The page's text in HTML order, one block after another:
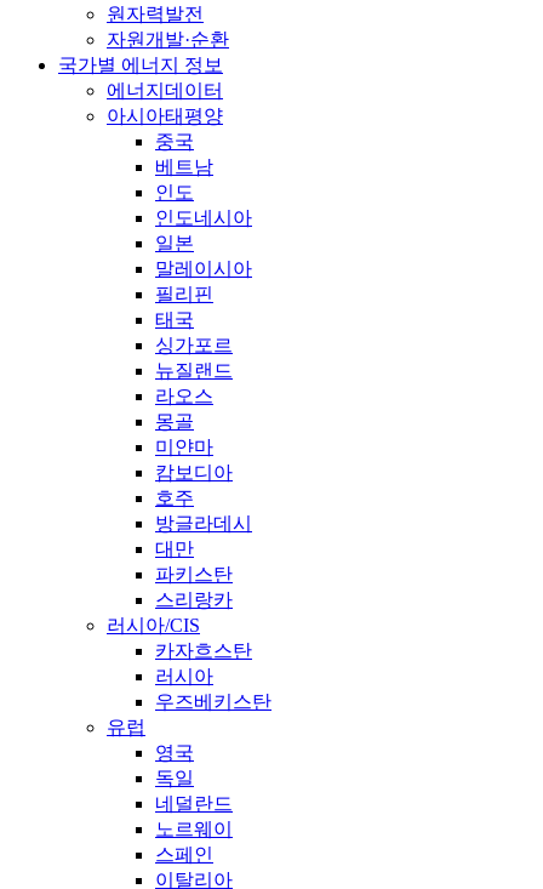
원자력발전
자원개발·순환
국가별 에너지 정보
에너지데이터
아시아태평양
중국
베트남
인도
인도네시아
일본
말레이시아
필리핀
태국
싱가포르
뉴질랜드
라오스
몽골
미얀마
캄보디아
호주
방글라데시
대만
파키스탄
스리랑카
러시아/CIS
카자흐스탄
러시아
우즈베키스탄
유럽
영국
독일
네덜란드
노르웨이
스페인
이탈리아